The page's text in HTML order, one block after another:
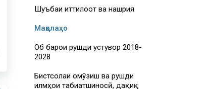
Шуъбаи иттилоот ва нашрия
Мақолаҳо
Об барои рушди устувор 2018-
2028
Бистсолаи омӯзиш ва рушди
илмҳои табиатшиносӣ, дақиқ